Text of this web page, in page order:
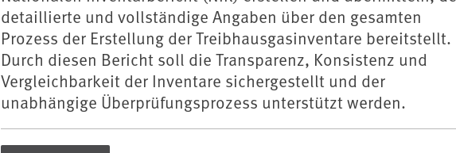
detaillierte und vollständige Angaben über den gesamten
Prozess der Erstellung der Treibhausgasinventare bereitstellt.
Durch diesen Bericht soll die Transparenz, Konsistenz und
Vergleichbarkeit der Inventare sichergestellt und der
unabhängige Überprüfungsprozess unterstützt werden.